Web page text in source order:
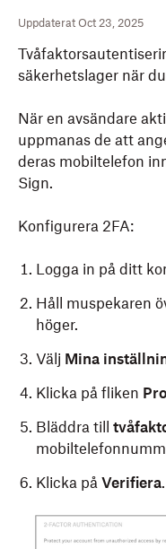
Uppdaterat Oct 23, 2025
säkerhetslager när
När en avsändare
uppmanas de att
deras mobiltelefon
Sign.
Konfigurera 2FA:
Logga in på ditt
Håll muspekaren
höger.
Välj Mina
Klicka på fliken
Bläddra till
Klicka på Verifiera.